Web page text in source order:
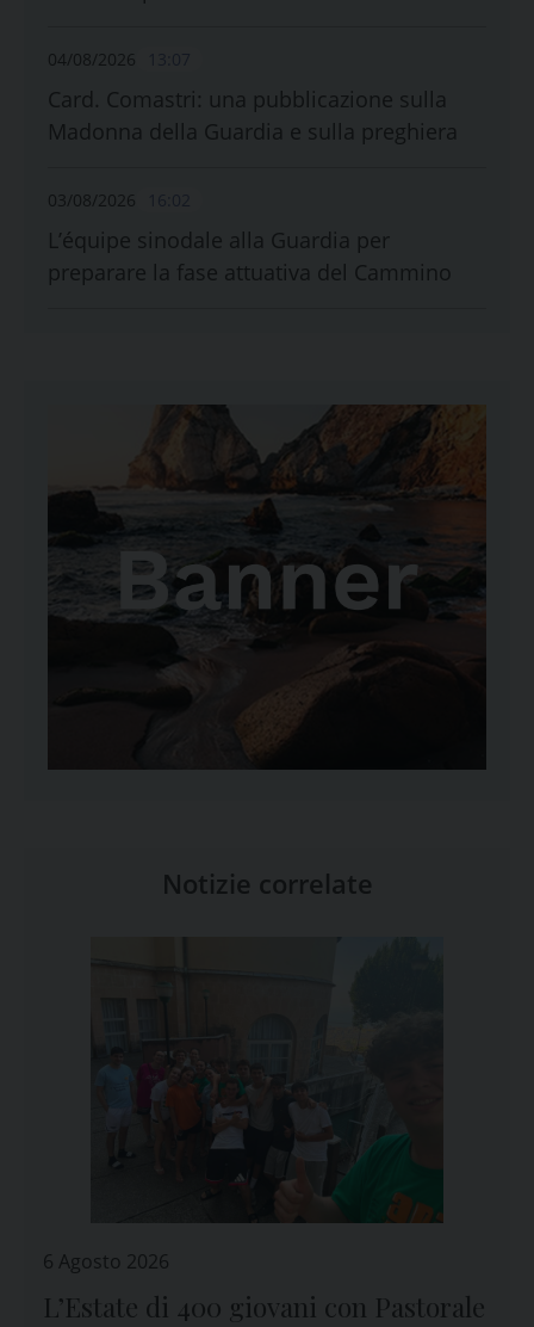
04/08/2026
Card. Comastri: una pubblicazione sulla
Madonna della Guardia e sulla preghiera
03/08/2026
L’équipe sinodale alla Guardia per
preparare la fase attuativa del Cammino
Notizie correlate
6 Agosto 2026
L’Estate di 400 giovani con Pastorale